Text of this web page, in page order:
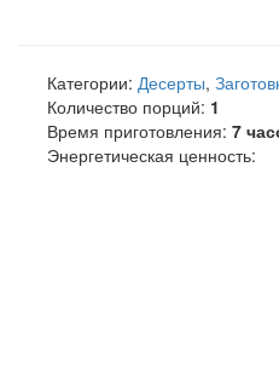
Категории: Десерты,
Количество порций: 1
Время приготовления: 7
Энергетическая ценность: